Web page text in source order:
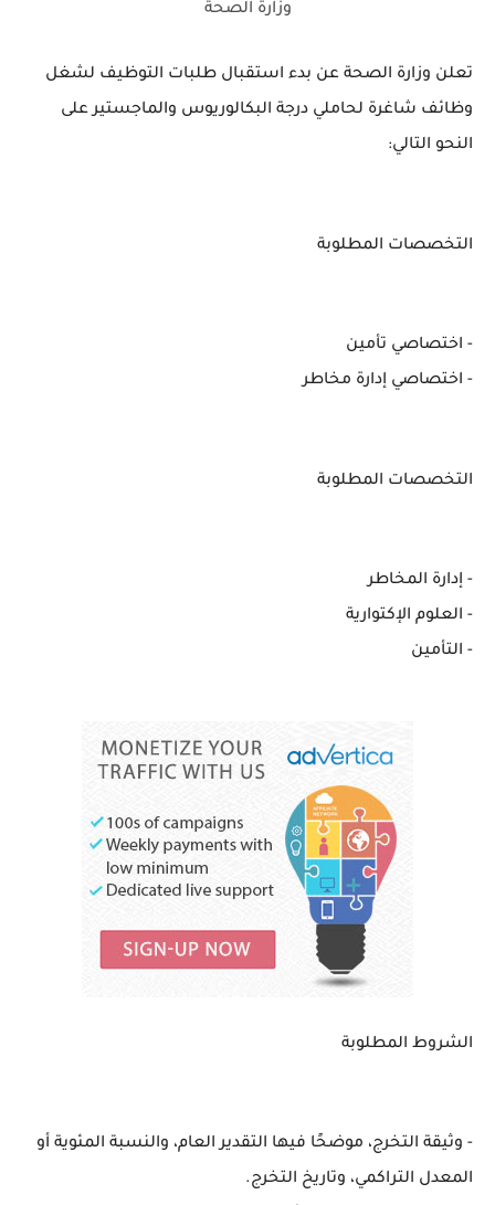
وزارة الصحة
تعلن وزارة الصحة عن بدء استقبال طلبات التوظيف لشغل
وظائف شاغرة لحاملي درجة البكالوريوس والماجستير على
النحو التالي:
التخصصات المطلوبة
- اختصاصي تأمين
- اختصاصي إدارة مخاطر
التخصصات المطلوبة
- إدارة المخاطر
- العلوم الإكتوارية
- التأمين
الشروط المطلوبة
- وثيقة التخرج، موضحًا فيها التقدير العام، والنسبة المئوية أو
المعدل التراكمي، وتاريخ التخرج.